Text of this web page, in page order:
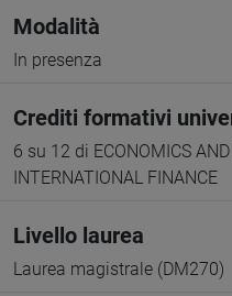
Modalità
In presenza
Crediti formativi
6 su 12 di ECONOMICS
INTERNATIONAL FINANCE
Livello laurea
Laurea magistrale (DM270)